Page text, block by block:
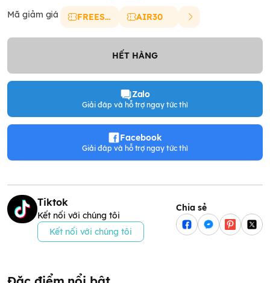
Mã giảm giá FREESHIP AIR30
HẾT HÀNG
Zalo
Giải đáp và hỗ trợ ngay tức thì
Facebook
Giải đáp và hỗ trợ ngay tức thì
Tiktok
Kết nối với chúng tôi
Kết nối với chúng tôi
Chia sẻ